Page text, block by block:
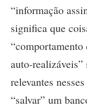
“informação
significa que
“comportamento
auto-
relevantes
“salvar” um